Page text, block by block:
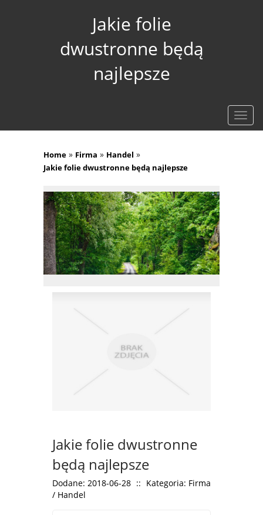
Jakie folie
dwustronne będą
najlepsze
Home » Firma » Handel »
Jakie folie dwustronne będą najlepsze
Jakie folie dwustronne
będą najlepsze
Dodane: 2018-06-28 :: Kategoria: Firma
/ Handel